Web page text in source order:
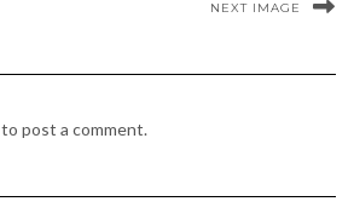
NEXT IMAGE
to post a comment.